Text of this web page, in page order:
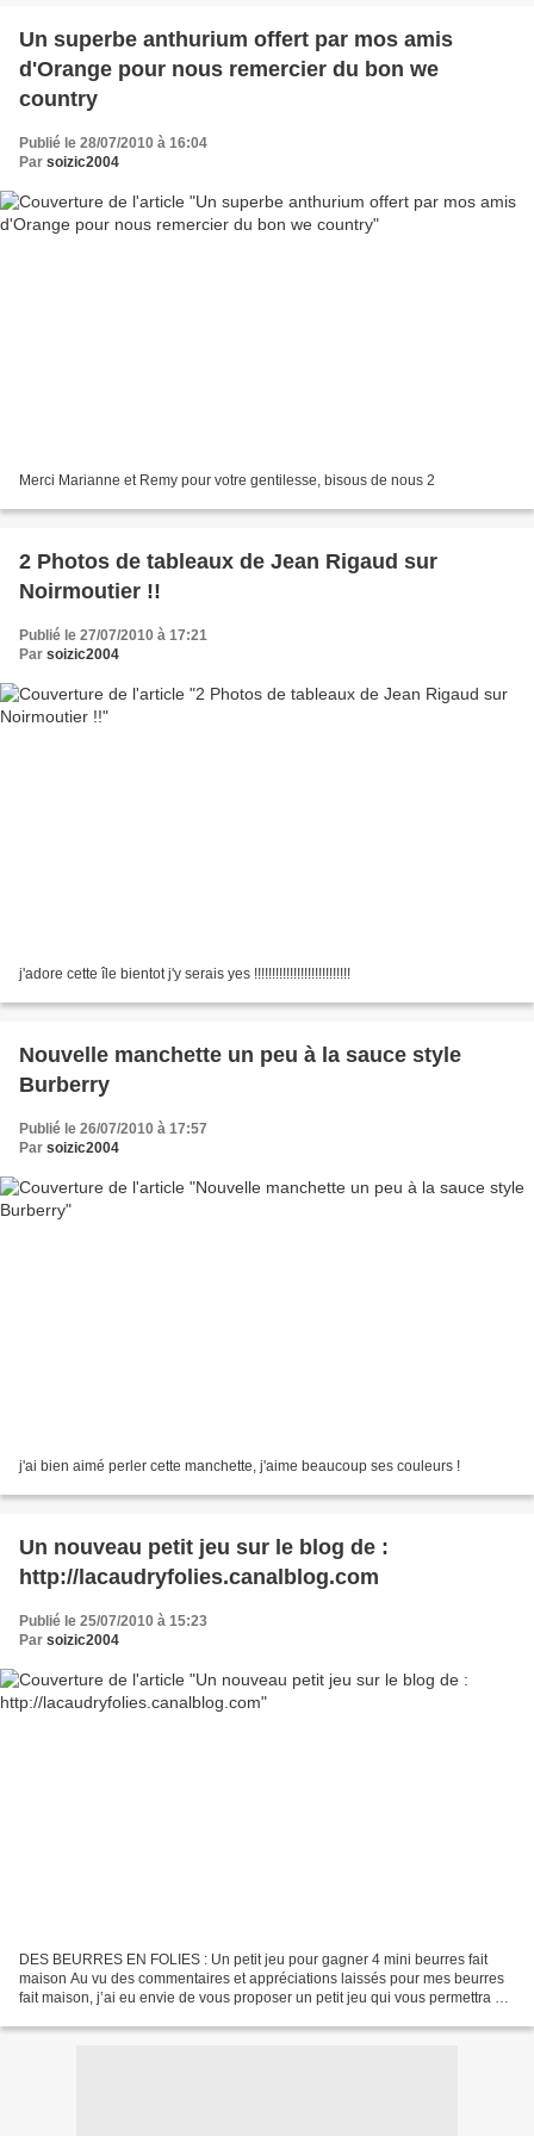
Un superbe anthurium offert par mos amis
d'Orange pour nous remercier du bon we
country
Publié le 28/07/2010 à 16:04
Par soizic2004
Merci Marianne et Remy pour votre gentilesse, bisous de nous 2
2 Photos de tableaux de Jean Rigaud sur
Noirmoutier !!
Publié le 27/07/2010 à 17:21
Par soizic2004
j'adore cette île bientot j'y serais yes !!!!!!!!!!!!!!!!!!!!!!!!!!!
Nouvelle manchette un peu à la sauce style
Burberry
Publié le 26/07/2010 à 17:57
Par soizic2004
j'ai bien aimé perler cette manchette, j'aime beaucoup ses couleurs !
Un nouveau petit jeu sur le blog de :
http://lacaudryfolies.canalblog.com
Publié le 25/07/2010 à 15:23
Par soizic2004
DES BEURRES EN FOLIES : Un petit jeu pour gagner 4 mini beurres fait
maison Au vu des commentaires et appréciations laissés pour mes beurres
fait maison, j’ai eu envie de vous proposer un petit jeu qui vous permettra de